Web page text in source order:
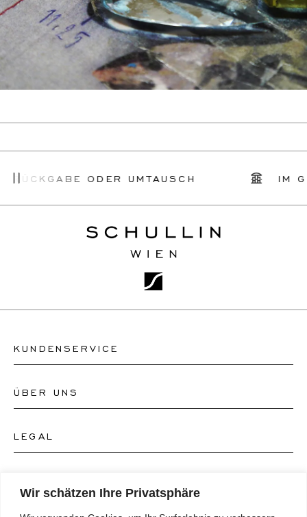
Wir schätzen Ihre Privatsphäre
ODER UMTAUSCH IM
KUNDENSERVICE
Kontakt Uhrengeschäft
ÜBER UNS
Über uns
LEGAL